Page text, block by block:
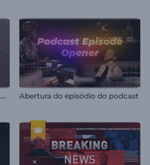
I
ntrodução ao Show de Stand-Up Abertura do episódio do podcast